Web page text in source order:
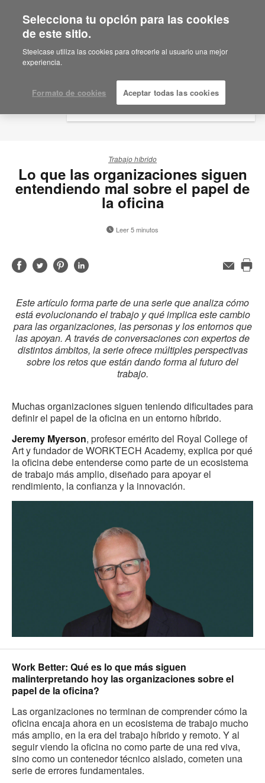
Are you in United States?
Would you like to see Products we sell in
your region?
English
Español
Trabajo híbrido
Lo que las organizaciones siguen
entendiendo mal sobre el papel de
la oficina
Leer 5 minutos
Compartir
Compartir
Compartir
Compartir
in
Correo
Este artículo forma parte de una serie que analiza cómo
está evolucionando el trabajo y qué implica este cambio
para las organizaciones, las personas y los entornos que
las apoyan. A través de conversaciones con expertos de
distintos ámbitos, la serie ofrece múltiples perspectivas
sobre los retos que están dando forma al futuro del
trabajo.
Muchas organizaciones siguen teniendo dificultades para
definir el papel de la oficina en un entorno híbrido.
Jeremy Myerson, profesor emérito del Royal College of
Art y fundador de WORKTECH Academy, explica por qué
la oficina debe entenderse como parte de un ecosistema
de trabajo más amplio, diseñado para apoyar el
rendimiento, la confianza y la innovación.
Work Better: Qué es lo que más siguen
malinterpretando hoy las organizaciones sobre el
papel de la oficina?
Las organizaciones no terminan de comprender cómo la
oficina encaja ahora en un ecosistema de trabajo mucho
más amplio, en la era del trabajo híbrido y remoto. Y al
seguir viendo la oficina no como parte de una red viva,
sino como un contenedor técnico aislado, cometen una
serie de errores fundamentales.
Selecciona tu opción para las cookies
de este sitio.
Steelcase utiliza las cookies para ofrecerle al usuario una mejor
experiencia.
Formato de cookies Aceptar todas las cookies